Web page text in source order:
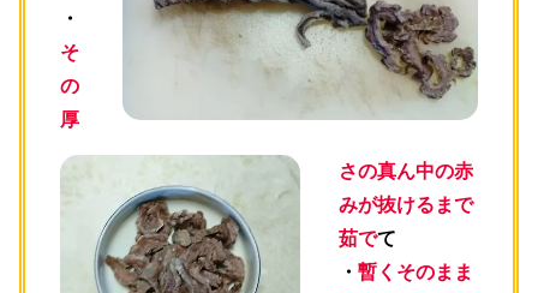
・
そ
の
厚
さの真ん中の赤
みが抜けるまで
茹でて
・ 暫くそのまま